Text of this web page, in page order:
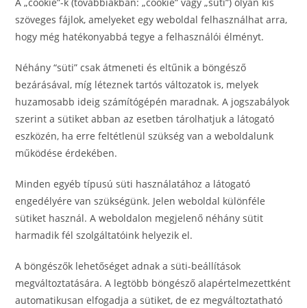
szöveges fájlok, amelyeket egy weboldal felhasználhat arra,
hogy még hatékonyabbá tegye a felhasználói élményt.
Néhány “süti” csak átmeneti és eltűnik a böngésző
bezárásával, míg léteznek tartós változatok is, melyek
huzamosabb ideig számítógépén maradnak. A jogszabályok
szerint a sütiket abban az esetben tárolhatjuk a látogató
eszközén, ha erre feltétlenül szükség van a weboldalunk
működése érdekében.
Minden egyéb típusú süti használatához a látogató
engedélyére van szükségünk. Jelen weboldal különféle
sütiket használ. A weboldalon megjelenő néhány sütit
harmadik fél szolgáltatóink helyezik el.
A böngészők lehetőséget adnak a süti-beállítások
megváltoztatására. A legtöbb böngésző alapértelmezettként
automatikusan elfogadja a sütiket, de ez megváltoztatható